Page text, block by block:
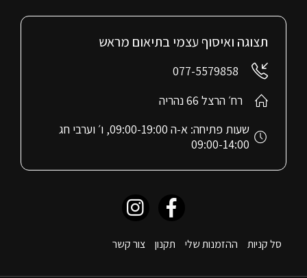
סל קניות ההזמנות שלי תקנון צור קשר
תצוגה ואיסוף עצמי בתיאום מראש
077-5579858
רח׳ הרצל 66 נהריה
שעות פתיחה: א-ה 09:00-19:00, ו׳ וערבי חג
09:00-14:00